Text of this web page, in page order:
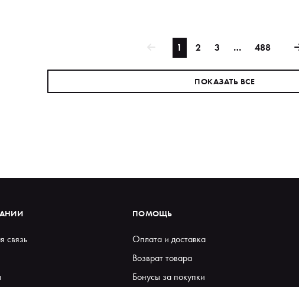
1 2 3 … 488
ПОКАЗАТЬ ВСЕ
связь
ПОМОЩЬ
Оплата и доставка
Возврат товара
Бонусы за покупки